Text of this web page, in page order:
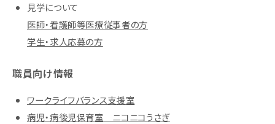
見学について
医師・看護師等医療従事者の方
学生・求人応募の方
職員向け情報
ワークライフバランス支援室
病児・病後児保育室 ニコニコうさぎ